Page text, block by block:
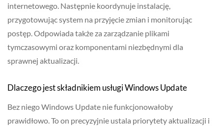
internetowego. Następnie koordynuje instalację,
przygotowując system na przyjęcie zmian i monitorując
postęp. Odpowiada także za zarządzanie plikami
tymczasowymi oraz komponentami niezbędnymi dla
sprawnej aktualizacji.
Dlaczego jest składnikiem usługi Windows Update
Bez niego Windows Update nie funkcjonowałoby
prawidłowo. To on precyzyjnie ustala priorytety aktualizacji i